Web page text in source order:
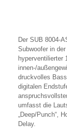
Der SUB 8004-
Subwoofer in
hyperventilierter
innen-/
druckvolles
digitalen
umfasst die
„Deep/Punch“,
Delay.